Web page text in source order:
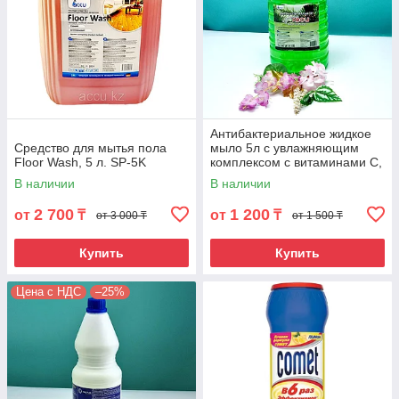
осветленным. Процент содержания жирных кислот –
65, 70, 72, 76 – показатель качества товара: чем выше
процент, тем лучше продукт.
Туалетное(твердое, жидкое, порошкообразное).
Детское гигиеническое
– без применения
ароматизаторов и красителей, для защиты нежной
кожи добавляются 1% ланолина и борной кислоты.
Антибактериальное
– активные вещества,
входящие в состав, уничтожают до 90% бактерий.
Отшелушивающее
– содержащее частички
скраба,выравнивает, освежает кожу.
Лечебно-косметическое
назначения содержитфенол, березовый деготь, хину и
Глицериновое– с добавлением 2% глицерина,
смягчающего и увлажняющего.
Интимное .
Существуют мыла специального назначения,
применяемые в различных видах промышленности –
текстильной, кожевенной, металлургической.
Средство для мытья пола
Floor Wash, 5 л. SP-5K
В наличии
от 2 700 ₸ от 3 000 ₸
Купить
Антибактериальное жидкое
мыло 5л с увлажняющим
комплексом с витаминами C,
D, E. HML-01X
В наличии
от 1 200 ₸ от 1 500 ₸
Купить
Цена с НДС –25%